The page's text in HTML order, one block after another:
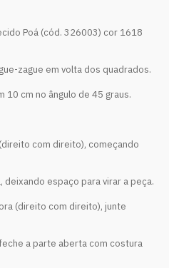
Poá (cód. 326003) cor 1618
zague em volta dos quadrados.
10 cm no ângulo de 45 graus.
com direito), começando
espaço para virar a peça.
(direito com direito), junte
a parte aberta com costura